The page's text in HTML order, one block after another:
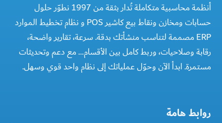
أنظمة محاسبية متكاملة تُدار بثقة من 1997 نطوّر حلول
حسابات ومخازن ونقاط بيع كاشير POS و نظام تخطيط الموارد
ERP مصممة لتناسب منشأتك بدقة. سرعة، تقارير واضحة،
رقابة وصلاحيات، وربط كامل بين الأقسام… مع دعم وتحديثات
مستمرة. ابدأ الآن وحوّل عملياتك إلى نظام واحد قوي وسهل.
روابط هامة